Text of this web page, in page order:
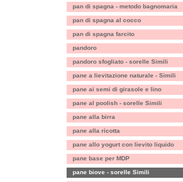
pan di spagna - metodo bagnomaria
pan di spagna al cocco
pan di spagna farcito
pandoro
pandoro sfogliato - sorelle Simili
pane a lievitazione naturale - Simili
pane ai semi di girasole e lino
pane al poolish - sorelle Simili
pane alla birra
pane alla ricotta
pane allo yogurt con lievito liquido
pane base per MDP
pane biove - sorelle Simili